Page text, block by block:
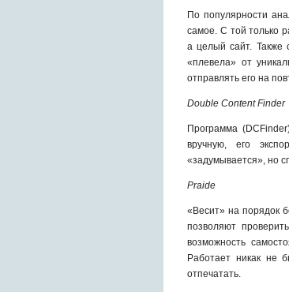
По популярности
самое. С той только
а целый сайт. Также
«плевела» от
отправлять его на
Double Content Finder
Программа
вручную, его
«задумывается», но
Prаide
«Весит» на порядок
позволяют
возможность
Работает никак не
отпечатать.